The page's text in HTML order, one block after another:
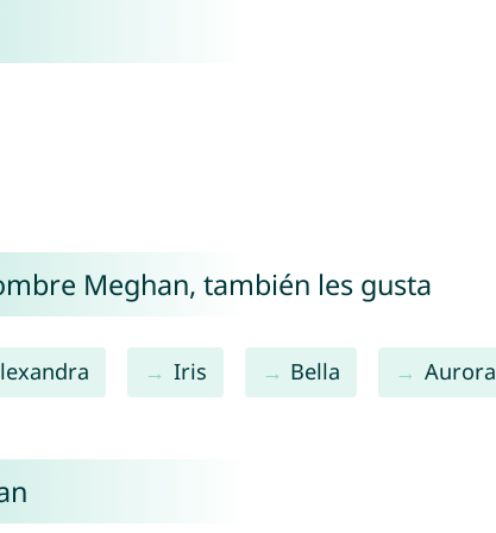
Meghan, también les gusta
Iris Bella Aurora